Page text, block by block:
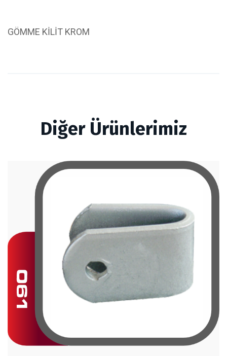
GÖMME KİLİT KROM
Diğer Ürünlerimiz